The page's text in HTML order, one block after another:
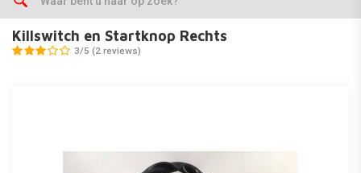
Home Schakelaar
Killswitch en Startknop Rechts
3/5 (2 reviews)